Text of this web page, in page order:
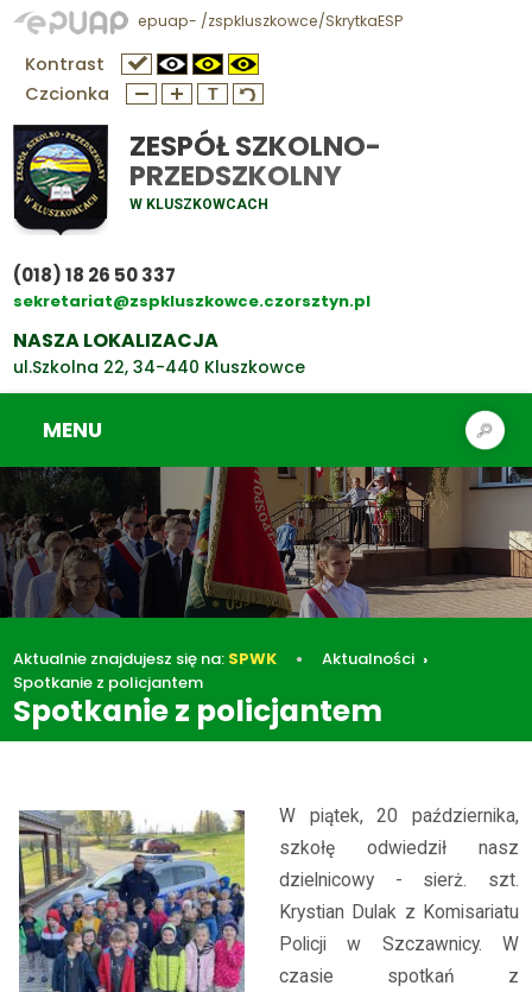
epuap- /zspkluszkowce/SkrytkaESP
Kontrast
Czcionka
ZESPÓŁ SZKOLNO-
PRZEDSZKOLNY
W KLUSZKOWCACH
(018) 18 26 50 337
sekretariat@zspkluszkowce.czorsztyn.pl
NASZA LOKALIZACJA
ul.Szkolna 22, 34-440 Kluszkowce
Aktualnie znajdujesz się na: SPWK
Aktualności
Spotkanie z policjantem
Spotkanie z policjantem
MENU
W piątek, 20 października,
szkołę odwiedził nasz
dzielnicowy - sierż. szt.
Krystian Dulak z Komisariatu
Policji w Szczawnicy. W
czasie spotkań z